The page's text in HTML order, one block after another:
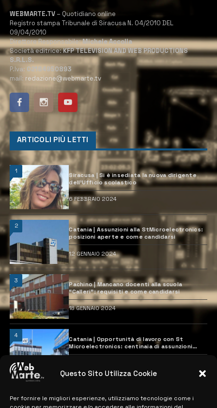
Questo Sito Utilizza Cookie
Per fornire le migliori esperienze, utilizziamo tecnologie come i
WEBMARTE.TV – Quotidiano online
Registro stampa Tribunale di Siracusa N. 04/2010 DEL
09/04/2010
Direttore Responsabile:Michele Accolla
Società editrice:KFP TELEVISION AND WEB PRODUCTIONS
S.R.L.S.
P.Iva: 02184950893
mail: redazione@webmarte.tv
ARTICOLI PIÙ LETTI
1
Siracusa | Si è insediata la nuova dirigente
dell’Ufficio scolastico
6 FEBBRAIO 2024
2
Catania | Assunzioni alla StMicroelectronics:
posizioni aperte e come candidarsi
12 GENNAIO 2024
3
Pachino | Mancano docenti alla scuola
“Calleri”: requisiti e come candidarsi
18 GENNAIO 2024
4
Catania | Opportunità di lavoro con St
Microelectronics: centinaia di assunzioni
previste
MAPPA DEL SITO